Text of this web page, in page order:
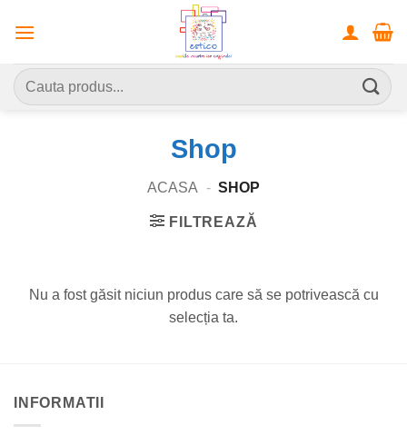
Caută
după:
Shop
ACASA - SHOP
FILTREAZĂ
Nu a fost găsit niciun produs care să se potrivească cu
selecția ta.
INFORMATII